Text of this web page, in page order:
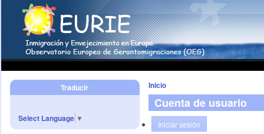
Traducir
Select Language ▼
Inicio
Cuenta de usuario
Iniciar sesión